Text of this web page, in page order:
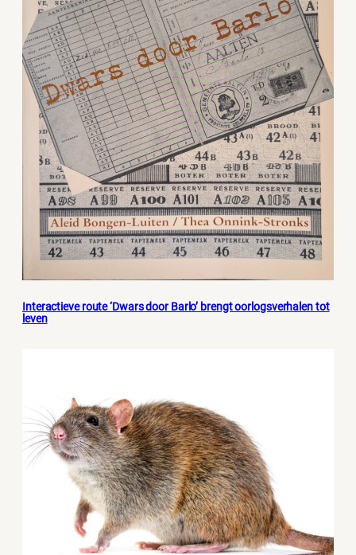
Interactieve route ‘Dwars door Barlo’ brengt oorlogsverhalen tot
leven